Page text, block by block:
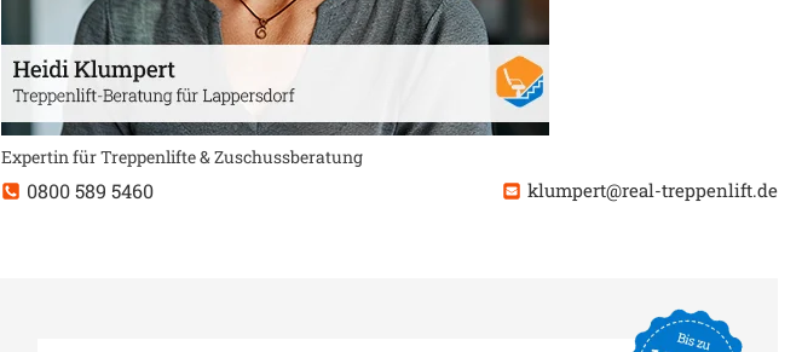
Expertin für Treppenlifte & Zuschussberatung
0800 589 5460 klumpert@real-treppenlift.de